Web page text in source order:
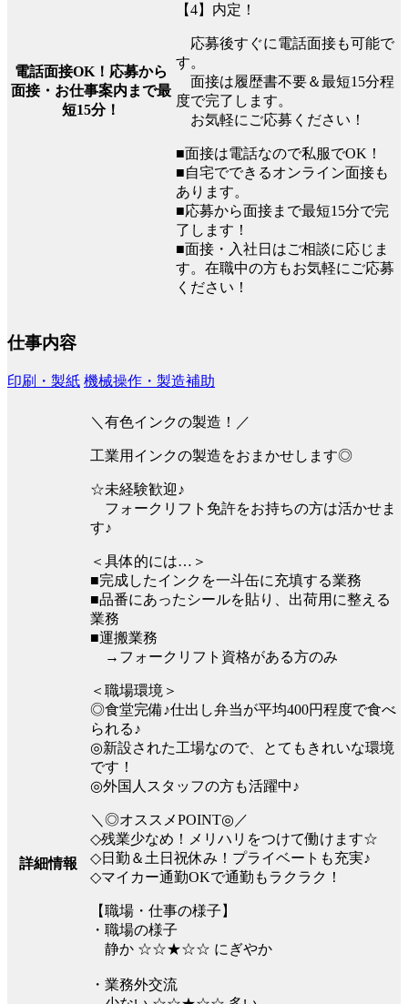
電話面接OK！応募から
面接・お仕事案内まで最
短15分！
【4】内定！
応募後すぐに電話面接も可能で
す。
面接は履歴書不要＆最短15分程
度で完了します。
お気軽にご応募ください！
■面接は電話なので私服でOK！
■自宅でできるオンライン面接も
あります。
■応募から面接まで最短15分で完
了します！
■面接・入社日はご相談に応じま
す。在職中の方もお気軽にご応募
ください！
仕事内容
印刷・製紙 機械操作・製造補助
詳細情報
＼有色インクの製造！／
工業用インクの製造をおまかせします◎
☆未経験歓迎♪
フォークリフト免許をお持ちの方は活かせま
す♪
＜具体的には…＞
■完成したインクを一斗缶に充填する業務
■品番にあったシールを貼り、出荷用に整える
業務
■運搬業務
→フォークリフト資格がある方のみ
＜職場環境＞
◎食堂完備♪仕出し弁当が平均400円程度で食べ
られる♪
◎新設された工場なので、とてもきれいな環境
です！
◎外国人スタッフの方も活躍中♪
＼◎オススメPOINT◎／
◇残業少なめ！メリハリをつけて働けます☆
◇日勤＆土日祝休み！プライベートも充実♪
◇マイカー通勤OKで通勤もラクラク！
【職場・仕事の様子】
・職場の様子
静か ☆☆★☆☆ にぎやか
・業務外交流